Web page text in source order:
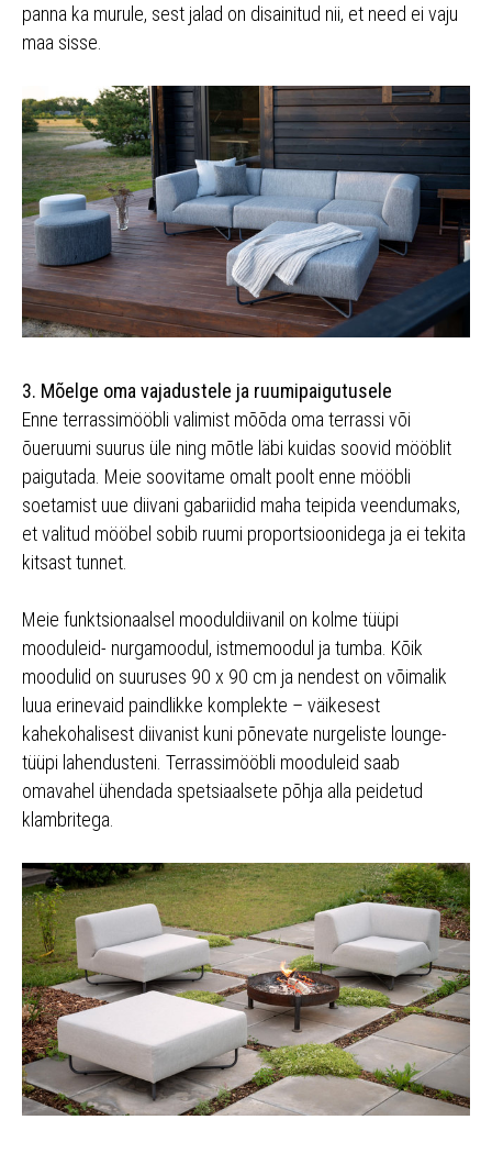
panna ka murule, sest jalad on disainitud nii, et need ei vaju
maa sisse.
3. Mõelge oma vajadustele ja ruumipaigutusele
Enne terrassimööbli valimist mõõda oma terrassi või
õueruumi suurus üle ning mõtle läbi kuidas soovid mööblit
paigutada. Meie soovitame omalt poolt enne mööbli
soetamist uue diivani gabariidid maha teipida veendumaks,
et valitud mööbel sobib ruumi proportsioonidega ja ei tekita
kitsast tunnet.
Meie funktsionaalsel mooduldiivanil on kolme tüüpi
mooduleid- nurgamoodul, istmemoodul ja tumba. Kõik
moodulid on suuruses 90 x 90 cm ja nendest on võimalik
luua erinevaid paindlikke komplekte – väikesest
kahekohalisest diivanist kuni põnevate nurgeliste lounge-
tüüpi lahendusteni. Terrassimööbli mooduleid saab
omavahel ühendada spetsiaalsete põhja alla peidetud
klambritega.